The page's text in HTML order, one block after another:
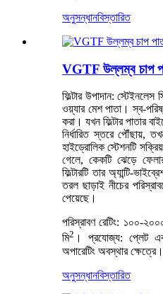
অনুসন্ধানবিস্তারিত
VGTF উল্লম্ব চাপ
ফিল্টার উপাদান: স্টেইনলেস
ওয়্যার মেশ পাতা। স্ব-
করা। যখন ফিল্টার পাতার
নির্ধারিত স্তরে পৌঁছায়,
হাইড্রোলিক স্টেশনটি
গেলে, কেকটি ঝেড়ে
ফিল্টারটি তার অ্যান্টি-
তরল ছাড়াই নীচের
পেয়েছে।
পরিস্রাবণ রেটিং: ১০০-
মি2 । প্রযোজ্য: প্লেট
অপারেটিং অবস্থার ক্ষেত্রে।
অনুসন্ধানবিস্তারিত